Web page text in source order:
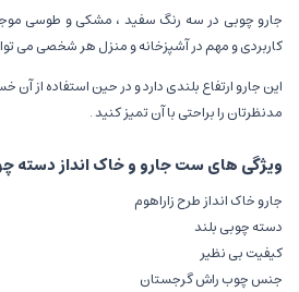
جارو چوبی در سه رنگ سفید ، مشکی و طوسی
کاربردی و مهم در آشپزخانه و منزل هر شخصی می
این جارو ارتفاع بلندی دارد و در حین استفاده از
مدنظرتان را براحتی با آن تمیز کنید .
ویژگی های ست جارو و خاک انداز دسته
جارو خاک انداز طرح زاراهوم
دسته چوبی بلند
کیفیت بی نظیر
جنس چوب راش گرجستان